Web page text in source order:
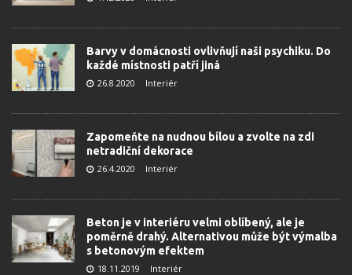
Barvy v domácnosti ovlivňují naši psychiku. Do
každé místnosti patří jiná
26.8.2020 Interiér
Zapomeňte na nudnou bílou a zvolte na zdi
netradiční dekorace
26.4.2020 Interiér
Beton je v interiéru velmi oblíbený, ale je
poměrně drahý. Alternativou může být výmalba
s betonovým efektem
18.11.2019 Interiér